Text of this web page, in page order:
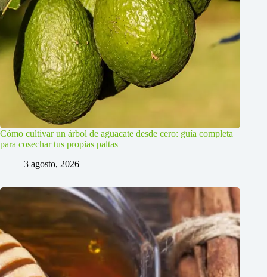
Cómo cultivar un árbol de aguacate desde cero: guía completa
para cosechar tus propias paltas
3 agosto, 2026